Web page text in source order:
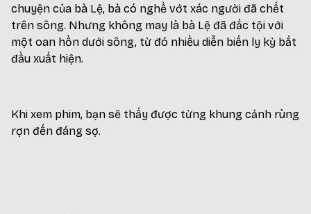
chuyện của bà Lệ, bà có nghề vớt xác người đã chết
trên sông. Nhưng không may là bà Lệ đã đắc tội với
một oan hồn dưới sông, từ đó nhiều diễn biến ly kỳ bắt
đầu xuất hiện.
Khi xem phim, bạn sẽ thấy được từng khung cảnh rùng
rợn đến đáng sợ.